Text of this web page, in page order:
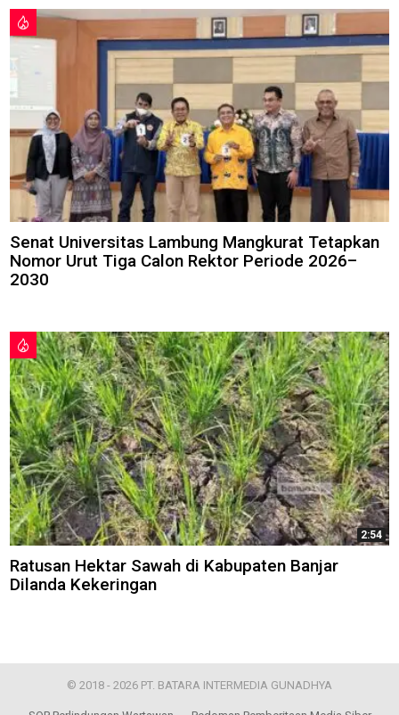
Senat Universitas Lambung Mangkurat Tetapkan
Nomor Urut Tiga Calon Rektor Periode 2026–
2030
2:54
Ratusan Hektar Sawah di Kabupaten Banjar
Dilanda Kekeringan
© 2018 - 2026 PT. BATARA INTERMEDIA GUNADHYA